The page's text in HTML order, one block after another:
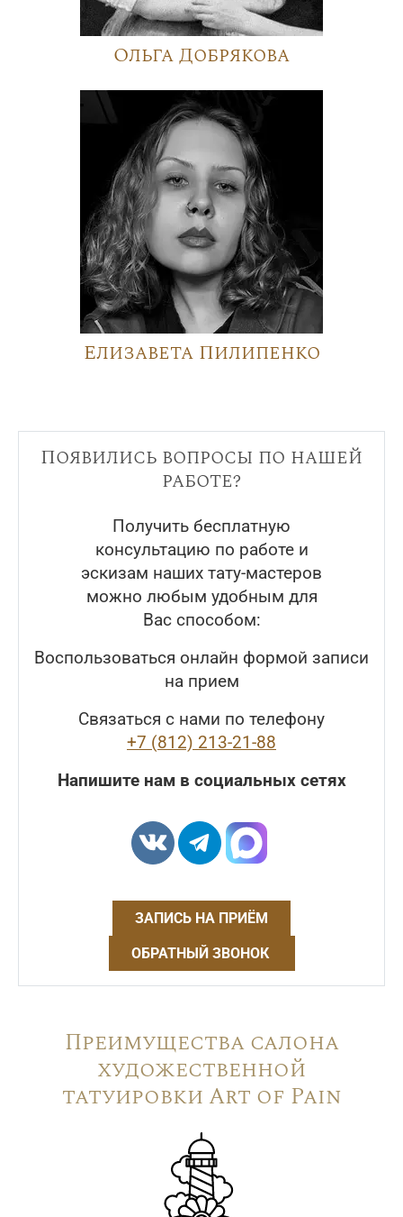
Ольга Добрякова
Елизавета Пилипенко
Появились вопросы по нашей
работе?
Получить бесплатную
консультацию по работе и
эскизам наших тату-мастеров
можно любым удобным для
Вас способом:
Воспользоваться онлайн формой записи
на прием
Связаться с нами по телефону
+7 (812) 213-21-88
Напишите нам в социальных сетях
ЗАПИСЬ НА ПРИЁМ
ОБРАТНЫЙ ЗВОНОК
Преимущества салона
художественной
татуировки Art of Pain